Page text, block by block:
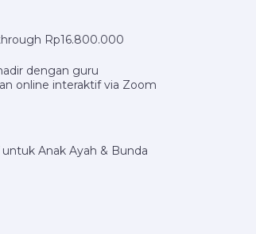
Rp16.800.000
dengan guru
online interaktif via Zoom
Anak Ayah & Bunda